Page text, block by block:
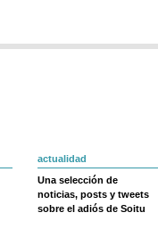
actualidad
Una selección de
noticias, posts y tweets
sobre el adiós de Soitu